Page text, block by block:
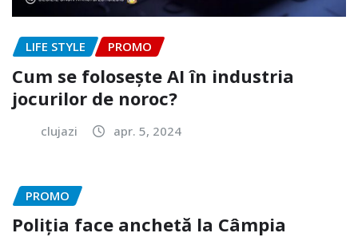
LIFE STYLE PROMO
Cum se folosește AI în industria
jocurilor de noroc?
clujazi apr. 5, 2024
PROMO
Poliția face anchetă la Câmpia